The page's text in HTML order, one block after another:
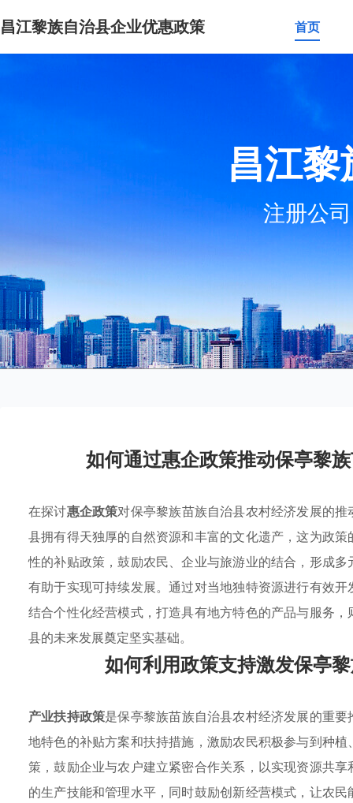
昌江黎族自治县企业优惠政策 首页
昌江
注册公
如何通过惠企政策推动保亭黎
在探讨惠企政策对保亭黎族苗族自治县农村经济发展的
县拥有得天独厚的自然资源和丰富的文化遗产，这为政
性的补贴政策，鼓励农民、企业与旅游业的结合，形成
有助于实现可持续发展。通过对当地独特资源进行有效
结合个性化经营模式，打造具有地方特色的产品与服务
县的未来发展奠定坚实基础。
如何利用政策支持激发保亭
产业扶持政策是保亭黎族苗族自治县农村经济发展的重
地特色的补贴方案和扶持措施，激励农民积极参与到种
策，鼓励企业与农户建立紧密合作关系，以实现资源共
的生产技能和管理水平，同时鼓励创新经营模式，让农